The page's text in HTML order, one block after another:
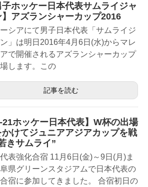
子ホッケー日本代表サムライジャ
】アズランシャーカップ2016
シアにて男子日本代表「サムライジ
」は明日2016年4月6日(水)からマレ
で開催されるアズランシャーカップ
します。この
記事を読む
21ホッケー日本代表】W杯の出場
かけてジュニアアジアカップを戦
きサムライ”
表強化合宿 11月6日(金)～9日(月)ま
県グリーンスタジアムで日本代表の
宿に参加してきました。 合宿初日の